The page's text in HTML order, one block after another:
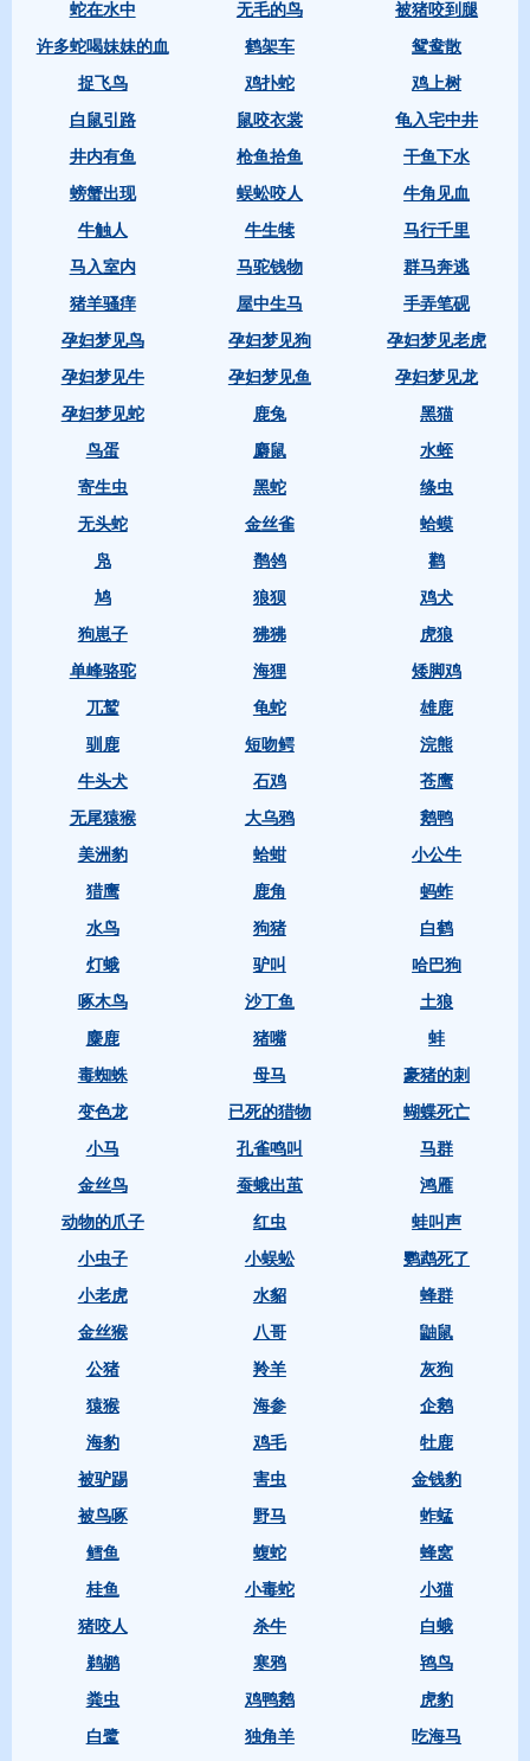
蛇在水中 无毛的鸟 被猪咬到腿
许多蛇喝妹妹的血 鹤架车 鸳鸯散
捉飞鸟 鸡扑蛇 鸡上树
白鼠引路 鼠咬衣裳 龟入宅中井
井内有鱼 枪鱼拾鱼 干鱼下水
螃蟹出现 蜈蚣咬人 牛角见血
牛触人 牛生犊 马行千里
马入室内 马驼钱物 群马奔逃
猪羊骚痒 屋中生马 手弄笔砚
孕妇梦见鸟 孕妇梦见狗 孕妇梦见老虎
孕妇梦见牛 孕妇梦见鱼 孕妇梦见龙
孕妇梦见蛇 鹿兔 黑猫
鸟蛋 麝鼠 水蛭
寄生虫 黑蛇 绦虫
无头蛇 金丝雀 蛤蟆
凫 鹡鸰 鹳
鸠 狼狈 鸡犬
狗崽子 狒狒 虎狼
单峰骆驼 海狸 矮脚鸡
兀鹫 龟蛇 雄鹿
驯鹿 短吻鳄 浣熊
牛头犬 石鸡 苍鹰
无尾猿猴 大乌鸦 鹅鸭
美洲豹 蛤蚶 小公牛
猎鹰 鹿角 蚂蚱
水鸟 狗猪 白鹤
灯蛾 驴叫 哈巴狗
啄木鸟 沙丁鱼 土狼
麋鹿 猪嘴 蚌
毒蜘蛛 母马 豪猪的刺
变色龙 已死的猎物 蝴蝶死亡
小马 孔雀鸣叫 马群
金丝鸟 蚕蛾出茧 鸿雁
动物的爪子 红虫 蛙叫声
小虫子 小蜈蚣 鹦鹉死了
小老虎 水貂 蜂群
金丝猴 八哥 鼬鼠
公猪 羚羊 灰狗
猿猴 海参 企鹅
海豹 鸡毛 牡鹿
被驴踢 害虫 金钱豹
被鸟啄 野马 蚱蜢
鳕鱼 蝮蛇 蜂窝
桂鱼 小毒蛇 小猫
猪咬人 杀牛 白蛾
鹈鹕 寒鸦 鸨鸟
粪虫 鸡鸭鹅 虎豹
白鹭 独角羊 吃海马